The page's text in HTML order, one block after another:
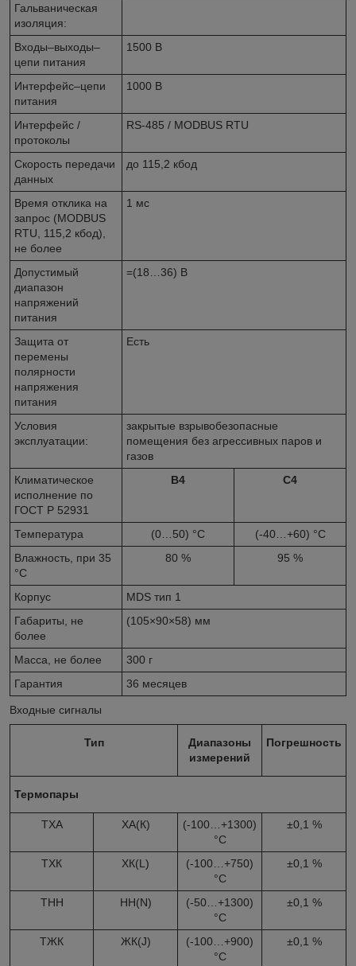
Гальваническая
изоляция:
Входы–выходы–
цепи питания
1500 В
Интерфейс–цепи
питания
1000 В
Интерфейс /
протоколы
RS-485 / MODBUS RTU
Скорость передачи
данных
до 115,2 кбод
Время отклика на
запрос (MODBUS
RTU, 115,2 кбод),
не более
1 мс
Допустимый
диапазон
напряжений
питания
=(18…36) В
Защита от
перемены
полярности
напряжения
питания
Есть
Условия
эксплуатации:
закрытые взрывобезопасные
помещения без агрессивных па­ров и
газов
Климатическое
исполнение по
ГОСТ Р 52931
В4 С4
Температура (0…50) °С
(-40…+60) °С
Влажность, при 35
°С
80 % 95 %
Корпус
MDS тип 1
Габариты, не
более
(105×90×58) мм
Масса, не более
300 г
Гарантия
36 месяцев
Входные сигналы
Тип
Диапазоны
измерений
Погреш­ность
Термопары
ТХА ХА(К)
(-100…+1300)
°С
±0,1 %
ТХК ХК(L)
(-100…+750)
°С
±0,1 %
ТНН НН(N)
(-50…+1300)
°С
±0,1 %
ТЖК ЖК(J)
(-100…+900)
°С
±0,1 %